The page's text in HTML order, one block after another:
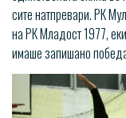
сите натпревари. РК
на РК Младост 1977,
имаше запишано